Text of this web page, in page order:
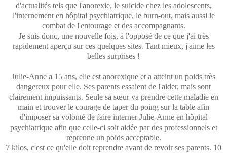
d'actualités tels que l'anorexie, le suicide chez les adolescents,
l'internement en hôpital psychiatrique, le burn-out, mais aussi le
combat de l'entourage et des accompagnants.
Je suis donc, une nouvelle fois, à l'opposé de ce que j'ai très
rapidement aperçu sur ces quelques sites. Tant mieux, j'aime les
belles surprises !
Julie-Anne a 15 ans, elle est anorexique et a atteint un poids très
dangereux pour elle. Ses parents essaient de l'aider, mais sont
clairement impuissants. Seule sa sœur va prendre cette maladie en
main et trouver le courage de taper du poing sur la table afin
d'imposer sa volonté de faire interner Julie-Anne en hôpital
psychiatrique afin que celle-ci soit aidée par des professionnels et
reprenne un poids acceptable.
7 kilos, c'est ce qu'elle doit reprendre avant de revoir ses parents. 10